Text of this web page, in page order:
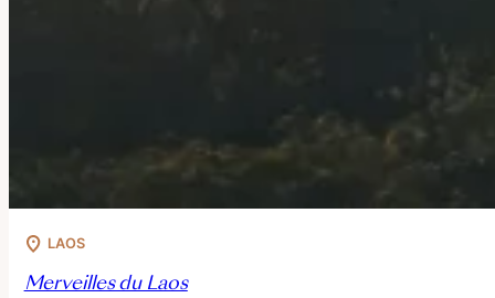
LAOS
Merveilles du Laos